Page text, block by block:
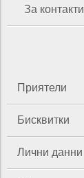
За контакти
Приятели
Бисквитки
Лични данни